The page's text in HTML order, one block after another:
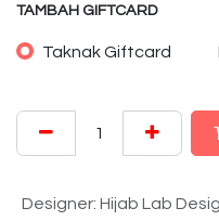
TAMBAH GIFTCARD
Taknak Giftcard
Designer: Hijab Lab